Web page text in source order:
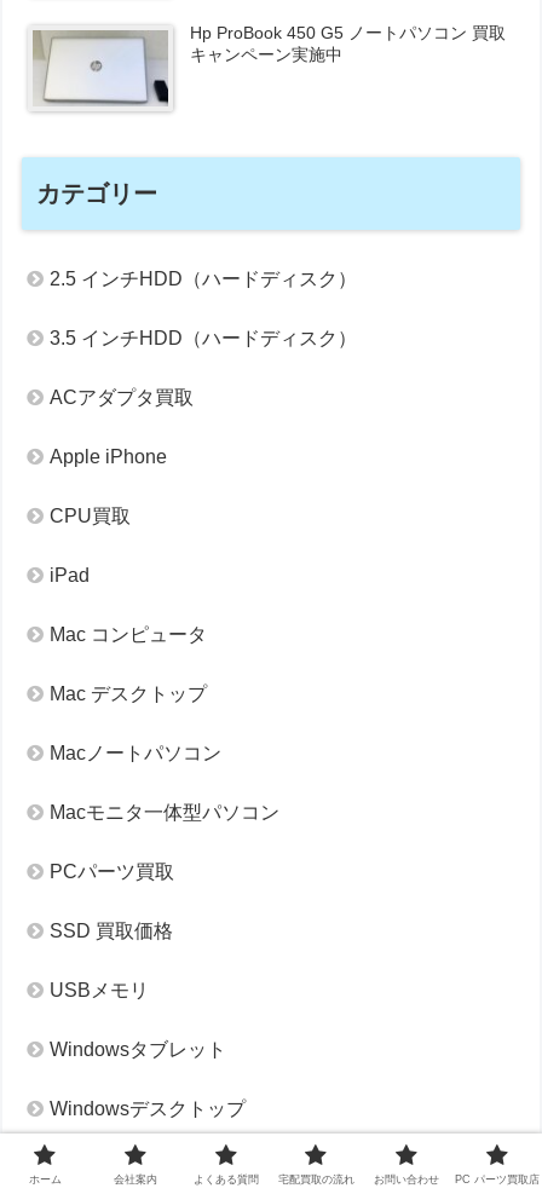
Hp ProBook 450 G5 ノートパソコン 買取
キャンペーン実施中
カテゴリー
2.5 インチHDD（ハードディスク）
3.5 インチHDD（ハードディスク）
ACアダプタ買取
Apple iPhone
CPU買取
iPad
Mac コンピュータ
Mac デスクトップ
Macノートパソコン
Macモニタ一体型パソコン
PCパーツ買取
SSD 買取価格
USBメモリ
Windowsタブレット
Windowsデスクトップ
Windowsノートパソコン
ホーム 会社案内 よくある質問 宅配買取の流れ お問い合わせ PC パーツ買取店